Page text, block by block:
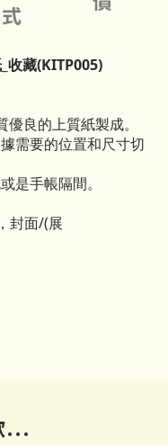
式
收藏(KITP005)
良的上質紙製成。
需要的位置和尺寸切
是手帳隔間。
封面/(展
...